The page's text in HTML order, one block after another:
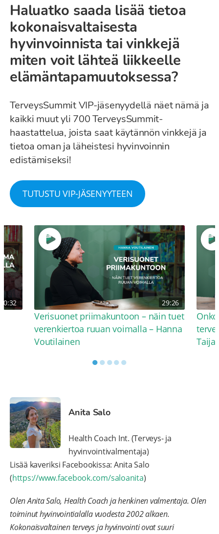
Haluatko saada lisää tietoa
kokonaisvaltaisesta
hyvinvoinnista tai vinkkejä
miten voit lähteä liikkeelle
elämäntapamuutoksessa?
TerveysSummit VIP-jäsenyydellä näet nämä ja
kaikki muut yli 700 TerveysSummit-
haastattelua, joista saat käytännön vinkkejä ja
tietoa oman ja läheistesi hyvinvoinnin
edistämiseksi!
TUTUSTU VIP-JÄSENYYTEEN
30:32 29:26
Verisuonet priimakuntoon – näin tuet
verenkiertoa ruuan voimalla – Hanna
Voutilainen
Taija
●●●●●
Anita Salo
Health Coach Int. (Terveys- ja
hyvinvointivalmentaja)
Lisää kaveriksi Facebookissa: Anita Salo
(https://www.facebook.com/saloanita)
Olen Anita Salo, Health Coach ja henkinen valmentaja. Olen
toiminut hyvinvointialalla vuodesta 2002 alkaen.
Kokonaisvaltainen terveys ja hyvinvointi ovat suuri